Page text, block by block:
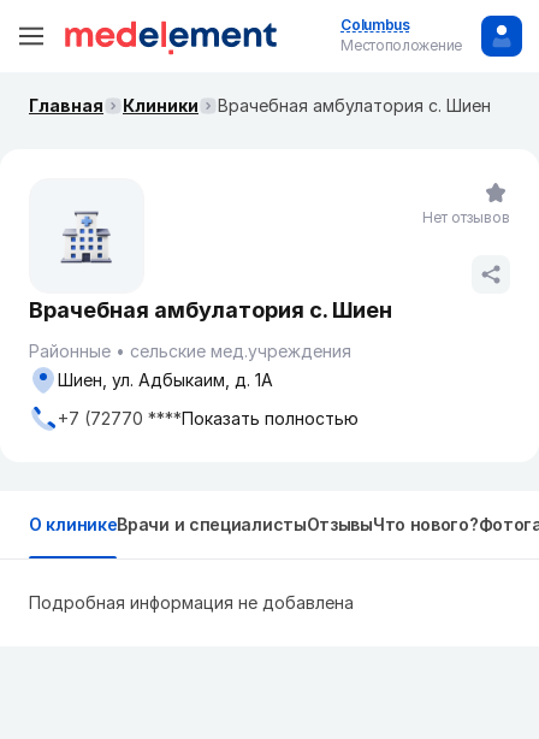
Columbus
Местоположение
Главная Клиники Врачебная амбулатория с. Шиен
Врачебная амбулатория с. Шиен
Районные
сельские мед.учреждения
Шиен, ул. Адбыкаим, д. 1А
+7 (72770 ****Показать полностью
Нет отзывов
О клиникеВрачи и специалистыОтзывыЧто нового?
Подробная информация не добавлена